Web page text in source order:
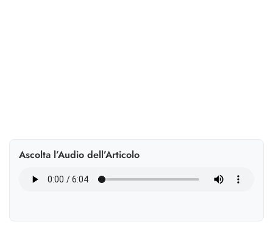
Ascolta l’Audio dell’Articolo